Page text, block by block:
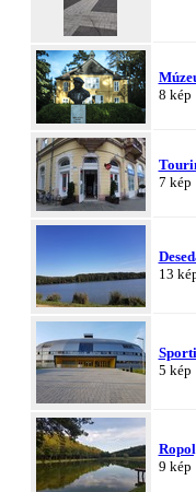
8 kép
7 kép
13
5 kép
9 kép